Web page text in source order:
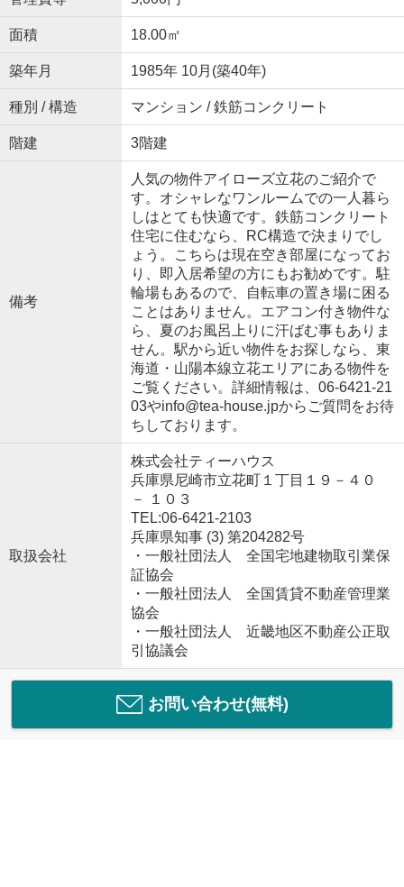
面積 18.00㎡
築年月 1985年 10月(築40年)
種別 / 構造 マンション / 鉄筋コンクリート
階建 3階建
備考
人気の物件アイローズ立花のご紹介で
す。オシャレなワンルームでの一人暮ら
しはとても快適です。鉄筋コンクリート
住宅に住むなら、RC構造で決まりでし
ょう。こちらは現在空き部屋になってお
り、即入居希望の方にもお勧めです。駐
輪場もあるので、自転車の置き場に困る
ことはありません。エアコン付き物件な
ら、夏のお風呂上りに汗ばむ事もありま
せん。駅から近い物件をお探しなら、東
海道・山陽本線立花エリアにある物件を
ご覧ください。詳細情報は、06-6421-21
03やinfo@tea-house.jpからご質問をお待
ちしております。
取扱会社
株式会社ティーハウス
兵庫県尼崎市立花町１丁目１９－４０
－ １０３
TEL:06-6421-2103
兵庫県知事 (3) 第204282号
・一般社団法人 全国宅地建物取引業保
証協会
・一般社団法人 全国賃貸不動産管理業
協会
・一般社団法人 近畿地区不動産公正取
引協議会
お問い合わせ(無料)